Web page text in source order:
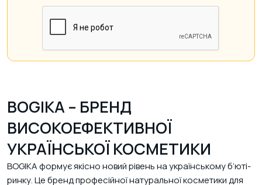
BOGIKA – БРЕНД
ВИСОКОЕФЕКТИВНОЇ
УКРАЇНСЬКОЇ КОСМЕТИКИ
BOGIKA формує якісно новий рівень на українському б’юті-
ринку. Це бренд професійної натуральної косметики для